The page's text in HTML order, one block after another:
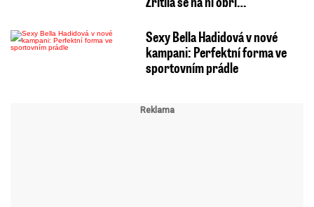
Sexy Bella Hadidová v nové
kampani: Perfektní forma ve
sportovním prádle